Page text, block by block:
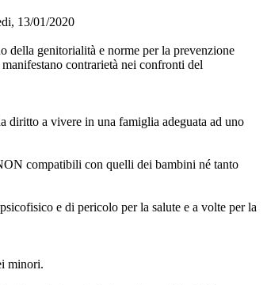
13/01/2020
della genitorialità e norme per la prevenzione
contrarietà nei confronti del
diritto a vivere in una famiglia adeguata ad uno
compatibili con quelli dei bambini né tanto
e di pericolo per la salute e a volte per la
minori.